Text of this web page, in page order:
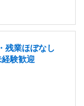
残業ほぼなし
験歓迎